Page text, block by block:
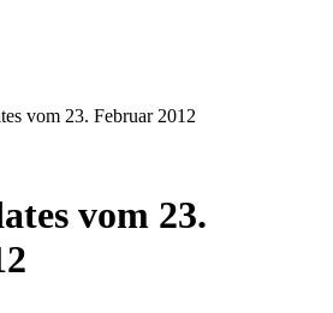
vom 23. Februar 2012
vom 23.